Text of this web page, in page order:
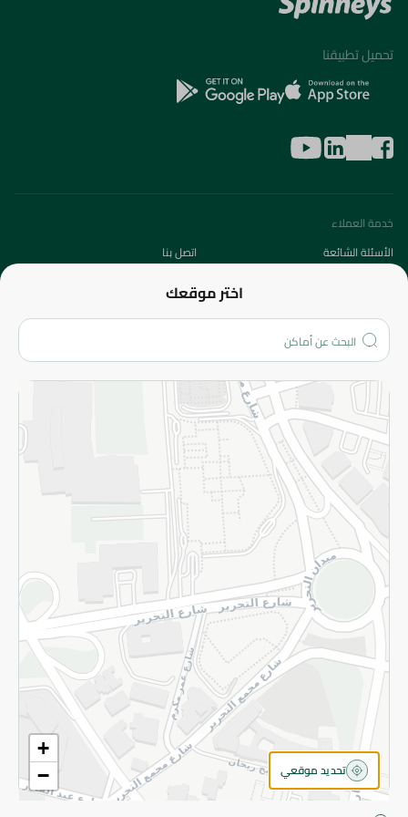
اختر موقعك
+
−
تحديد موقعي
تحميل تطبيقنا
خدمة العملاء
الأسئلة الشائعة
اتصل بنا
من نحن؟
الفروع
المزيد
الاسترجاع
سياسة الاستخدام
سياسة الخصوصية
قم بالتسجيل للنشرة
©2026 - Spinneys | جميع الحقوق محفوظة